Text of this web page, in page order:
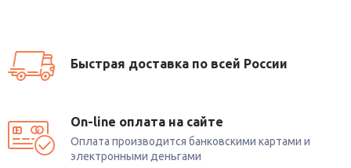
Быстрая доставка по всей России
On-line оплата на сайте
Оплата производится банковскими картами и
электронными деньгами